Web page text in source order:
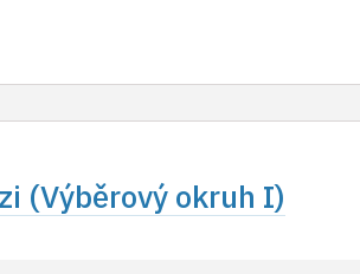
(Výběrový okruh I)